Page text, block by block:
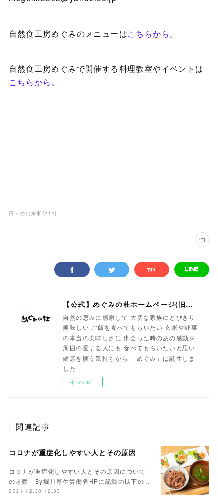
自然食工房めぐみのメニューはこちらから。
自然食工房めぐみで開催する料理教室やイベントは
こちらから。
日々の出来事(211)
【公式】めぐみの杜ホームページ(旧自然食工房）
自然の恵みに感謝して 大切な家族にとびきり
美味しい ご飯を食べてもらいたい 玄米や野菜
の本当の美味しさに 出会った時のあの感動を
周囲の愛する人にも 食べてもらいたいと思い
健康を願う気持ちから 「めぐみ」は誕生しま
した
フォロー
関連記事
コロナが重症化しやすい人とその原因
コロナが重症化しやすい人とその原因について
の考察 By堀川厚生労働省HPに記載の以下の…
2021.12.20 12:03